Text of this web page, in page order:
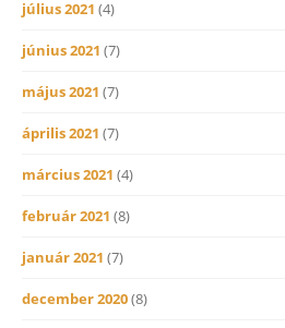
július 2021 (4)
június 2021 (7)
május 2021 (7)
április 2021 (7)
március 2021 (4)
február 2021 (8)
január 2021 (7)
december 2020(8)